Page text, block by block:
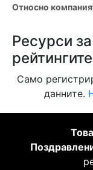
Относно
Ресурси
Само
данните.